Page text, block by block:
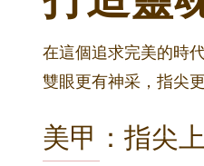
在這個追求完美的時
雙眼更有神采，指尖
美甲：指尖